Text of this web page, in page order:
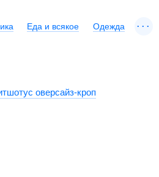
Еда и всякое Одежда ...
оверсайз-кроп